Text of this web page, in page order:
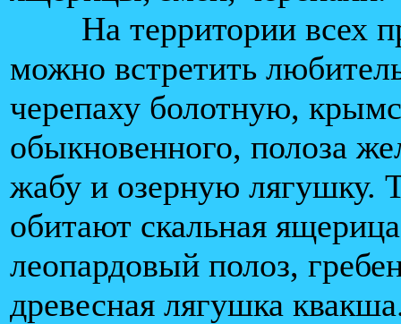
На территории всех
можно встретить
черепаху болотную,
обыкновенного, полоза
жабу и озерную лягушку.
обитают скальная
леопардовый полоз,
древесная лягушка